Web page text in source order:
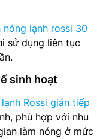
nóng lạnh rossi 30
sử dụng liên tục
sinh hoạt
Rossi gián tiếp
phù hợp với nhu
làm nóng ở mức